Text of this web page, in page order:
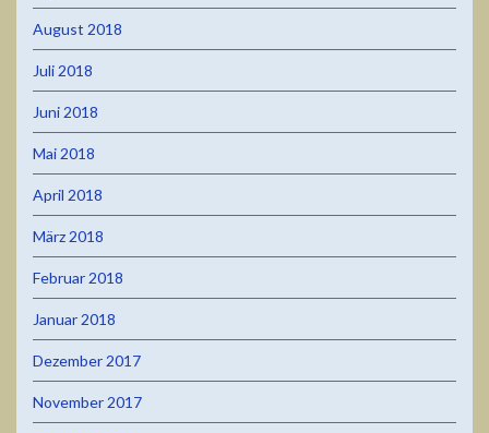
August 2018
Juli 2018
Juni 2018
Mai 2018
April 2018
März 2018
Februar 2018
Januar 2018
Dezember 2017
November 2017